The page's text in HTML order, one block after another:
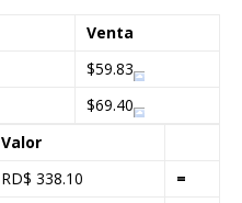
Venta
$59.83
$69.40
Valor
RD$ 338.10
=